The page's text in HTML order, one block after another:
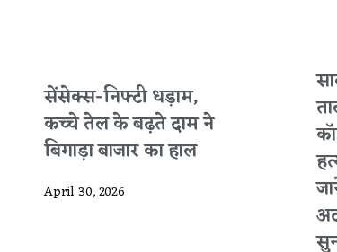
सेंसेक्स-निफ्टी धड़ाम,
कच्चे तेल के बढ़ते दाम ने
बिगाड़ा बाजार का हाल
April 30, 2026